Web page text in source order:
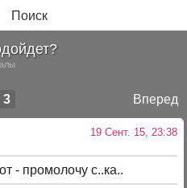
Поиск
Вперед
3
19 Сент. 15, 23:38
- промолочу с..ка..